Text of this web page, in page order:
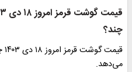
چند؟
می‌دهد.